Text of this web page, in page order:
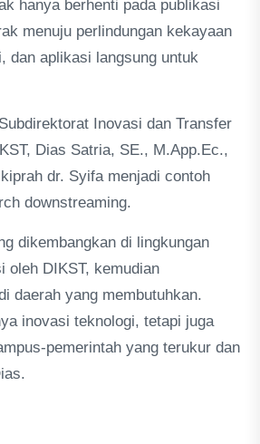
hanya berhenti pada publikasi
menuju perlindungan kekayaan
dan aplikasi langsung untuk
Inovasi dan Transfer
Dias Satria, SE., M.App.Ec.,
dr. Syifa menjadi contoh
downstreaming.
dikembangkan di lingkungan
oleh DIKST, kemudian
daerah yang membutuhkan.
inovasi teknologi, tetapi juga
pemerintah yang terukur dan